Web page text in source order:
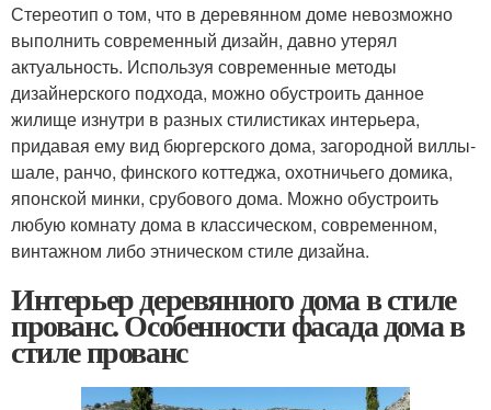
Стереотип о том, что в деревянном доме невозможно
выполнить современный дизайн, давно утерял
актуальность. Используя современные методы
дизайнерского подхода, можно обустроить данное
жилище изнутри в разных стилистиках интерьера,
придавая ему вид бюргерского дома, загородной виллы-
шале, ранчо, финского коттеджа, охотничьего домика,
японской минки, срубового дома. Можно обустроить
любую комнату дома в классическом, современном,
винтажном либо этническом стиле дизайна.
Интерьер деревянного дома в стиле
прованс. Особенности фасада дома в
стиле прованс